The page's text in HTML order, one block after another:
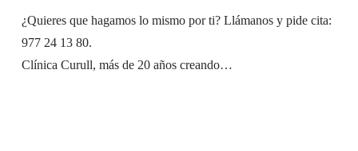
¿Quieres que hagamos lo mismo por ti? Llámanos y pide cita:
977 24 13 80.
Clínica Curull, más de 20 años creando…